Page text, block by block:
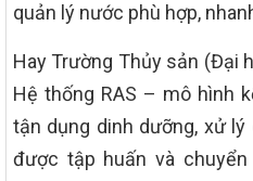
quản lý nước phù hợp,
Hay Trường Thủy sản (Đại
Hệ thống RAS – mô hình
tận dụng dinh dưỡng, xử
được tập huấn và